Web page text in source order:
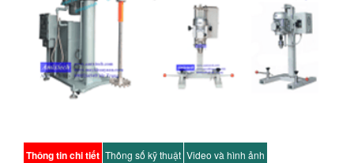
Thông tin chi tiết Thông số kỹ thuật Video và hình ảnh